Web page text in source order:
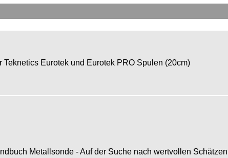
Teknetics Eurotek und Eurotek PRO Spulen (20cm)
Metallsonde - Auf der Suche nach wertvollen Schätzen